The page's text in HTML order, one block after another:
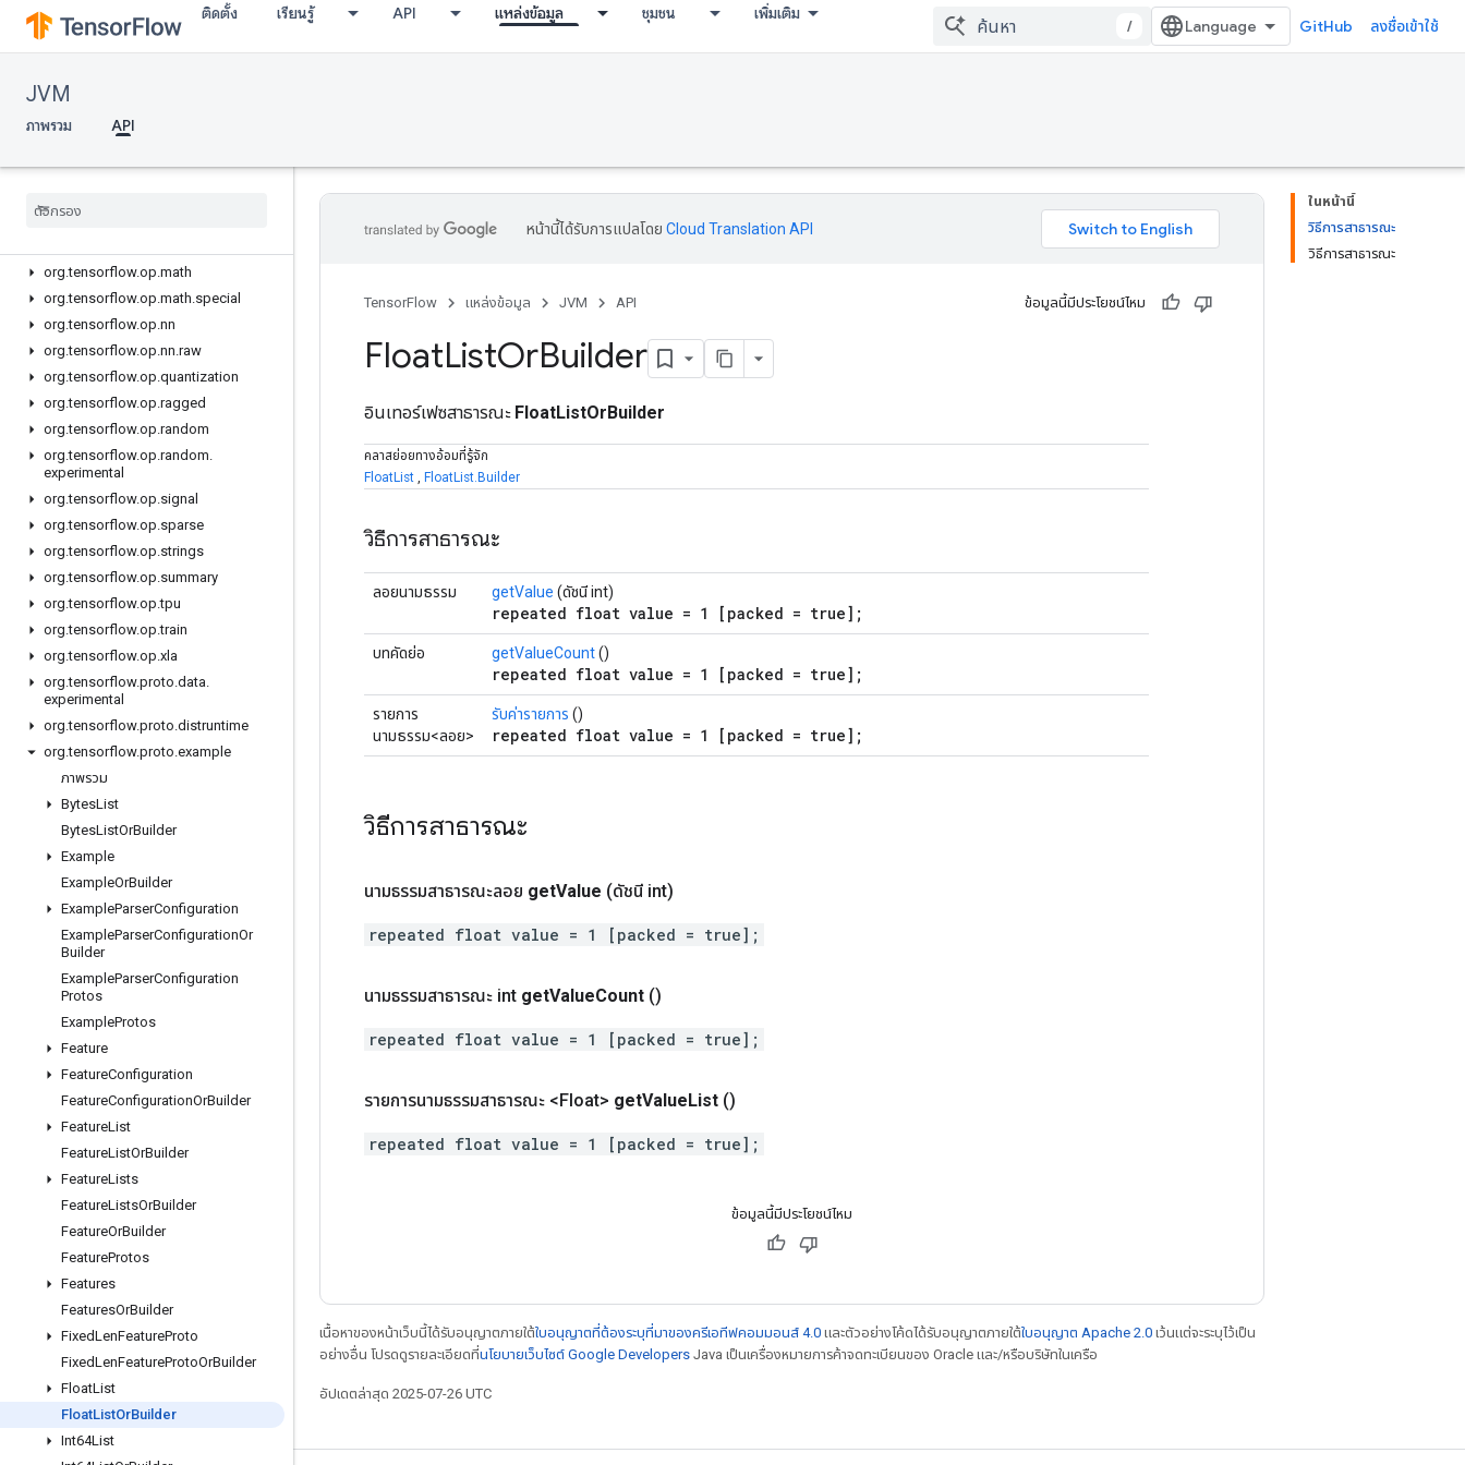
ติดตั้ง เรียนรู้ API แหล่งข้อมูล ชุมชน เพิ่มเติม
/ GitHub ลงชื่อเข้าใช้
JVM
ภาพรวม API
org.tensorflow.op.data
org.tensorflow.op.data.experimental
org.tensorflow.op.distribute
org.tensorflow.op.estimator
org.tensorflow.op.image
org.tensorflow
org.tensorflow.op.math
org.tensorflow.op.math.special
org.tensorflow.op.nn
org.tensorflow.op.nn.raw
org.tensorflow.op.quantization
org.tensorflow.op.ragged
org.tensorflow.op.random
org.tensorflow.op.random.
experimental
org.tensorflow.op.signal
org.tensorflow.op.sparse
org.tensorflow.op.strings
org.tensorflow.op.summary
org.tensorflow.op.tpu
org.tensorflow.op.train
org.tensorflow.op.xla
org.tensorflow.proto.data.
experimental
org.tensorflow.proto.distruntime
org.tensorflow.proto.example
ภาพรวม
BytesList
BytesListOrBuilder
Example
ExampleOrBuilder
ExampleParserConfiguration
ExampleParserConfigurationOr
Builder
ExampleParserConfiguration
Protos
ExampleProtos
Feature
FeatureConfiguration
FeatureConfigurationOrBuilder
FeatureList
FeatureListOrBuilder
FeatureLists
FeatureListsOrBuilder
FeatureOrBuilder
FeatureProtos
Features
FeaturesOrBuilder
FixedLenFeatureProto
FixedLenFeatureProtoOrBuilder
FloatList
FloatListOrBuilder
Int64List
ในหน้านี้
วิธีการสาธารณะ
วิธีการสาธารณะ
หน้านี้ได้รับการแปลโดย Cloud Translation API
TensorFlow แหล่งข้อมูล JVM API ข้อมูลนี้มีประโยชน์ไหม
FloatListOrBuilder
อินเทอร์เฟซสาธารณะ FloatListOrBuilder
คลาสย่อยทางอ้อมที่รู้จัก
FloatList , FloatList.Builder
วิธีการสาธารณะ
ลอยนามธรรม getValue (ดัชนี int)
repeated float value = 1 [packed = true];
บทคัดย่อ getValueCount()
repeated float value = 1 [packed = true];
รายการ
นามธรรม<ลอย>
รับค่ารายการ ()
repeated float value = 1 [packed = true];
วิธีการสาธารณะ
นามธรรมสาธารณะลอย getValue (ดัชนี int)
repeated float value = 1 [packed = true];
นามธรรมสาธารณะ int getValueCount ()
repeated float value = 1 [packed = true];
รายการนามธรรมสาธารณะ <Float> getValueList ()
repeated float value = 1 [packed = true];
ข้อมูลนี้มีประโยชน์ไหม
เนื้อหาของหน้าเว็บนี้ได้รับอนุญาตภายใต้ใบอนุญาตที่ต้องระบุที่มาของครีเอทีฟคอมมอนส์ 4.0 และตัวอย่างโค้ดได้รับอนุญาตภายใต้ใบอนุญาต Apache 2.0 เว้นแต่จะระบุไว้เป็น
อย่างอื่น โปรดดูรายละเอียดที่นโยบายเว็บไซต์ Google Developers Java เป็นเครื่องหมายการค้าจดทะเบียนของ Oracle และ/หรือบริษัทในเครือ
อัปเดตล่าสุด 2025-07-26 UTC